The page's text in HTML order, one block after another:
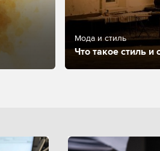
Мода и стиль
Что такое стиль и